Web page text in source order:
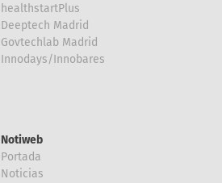
healthstartPlus
Deeptech Madrid
Govtechlab Madrid
Innodays/Innobares
Notiweb
Portada
Noticias